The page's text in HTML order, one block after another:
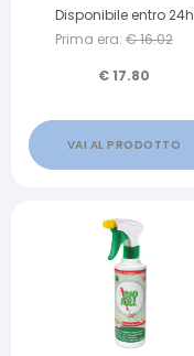
Disponibile entro 24h
Prima era: €16.02
€17.80
VAI AL PRODOTTO